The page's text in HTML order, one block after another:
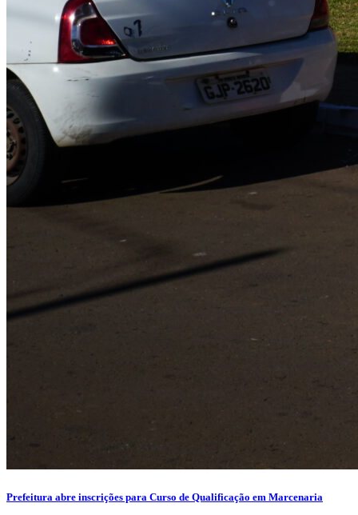
Prefeitura abre inscrições para Curso de Qualificação em Marcenaria